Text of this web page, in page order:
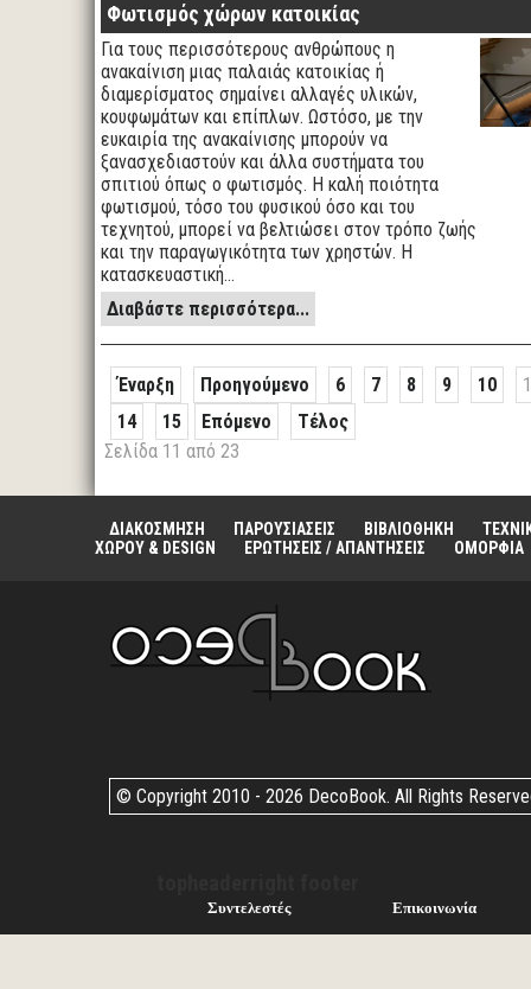
Φωτισμός χώρων κατοικίας
Για τους περισσότερους ανθρώπους η
ανακαίνιση μιας παλαιάς κατοικίας ή
διαμερίσματος σημαίνει αλλαγές υλικών,
κουφωμάτων και επίπλων. Ωστόσο, με την
ευκαιρία της ανακαίνισης μπορούν να
ξανασχεδιαστούν και άλλα συστήματα του
σπιτιού όπως ο φωτισμός. Η καλή ποιότητα
φωτισμού, τόσο του φυσικού όσο και του
τεχνητού, μπορεί να βελτιώσει στον τρόπο ζωής
και την παραγωγικότητα των χρηστών. Η
κατασκευαστική…
Διαβάστε περισσότερα...
Έναρξη Προηγούμενο 6 7 8 9 10
14
15 Επόμενο
Τέλος
Σελίδα 11 από 23
ΔΙΑΚΟΣΜΗΣΗ ΠΑΡΟΥΣΙΑΣΕΙΣ ΒΙΒΛΙΟΘΗΚΗ
ΧΩΡΟΥ & DESIGN
ΕΡΩΤΗΣΕΙΣ / ΑΠΑΝΤΗΣΕΙΣ ΟΜΟΡΦΙΑ
© Copyright 2010 - 2026 DecoBook. All Rights
Συντελεστές Επικοινωνία